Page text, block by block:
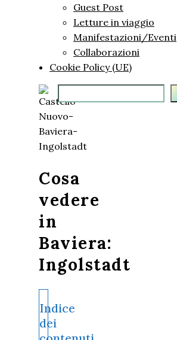
Guest Post
Letture in viaggio
Manifestazioni/Eventi
Collaborazioni
Cookie Policy (UE)
Cosa
vedere
in
Baviera:
Ingolstadt
Indice
dei